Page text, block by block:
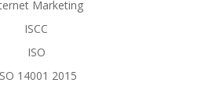
Marketing
ISCC
ISO
14001 2015